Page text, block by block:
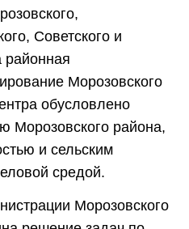
Советского и
районная
Морозовского
обусловлено
Морозовского района,
и сельским
средой.
Морозовского